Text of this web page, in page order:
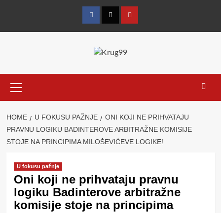
FacebookTwitterYouTube
Menu
HOME U FOKUSU PAŽNJE
ONI KOJI NE PRIHVATAJU
PRAVNU LOGIKU BADINTEROVE ARBITRAŽNE KOMISIJE
STOJE NA PRINCIPIMA MILOŠEVIĆEVE LOGIKE!
U fokusu pažnje
Oni koji ne prihvataju pravnu
logiku Badinterove arbitražne
komisije stoje na principima